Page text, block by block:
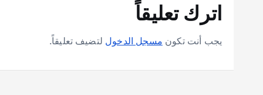
اترك تعليقاً
يجب أنت تكون مسجل الدخول لتضيف تعليقاً.